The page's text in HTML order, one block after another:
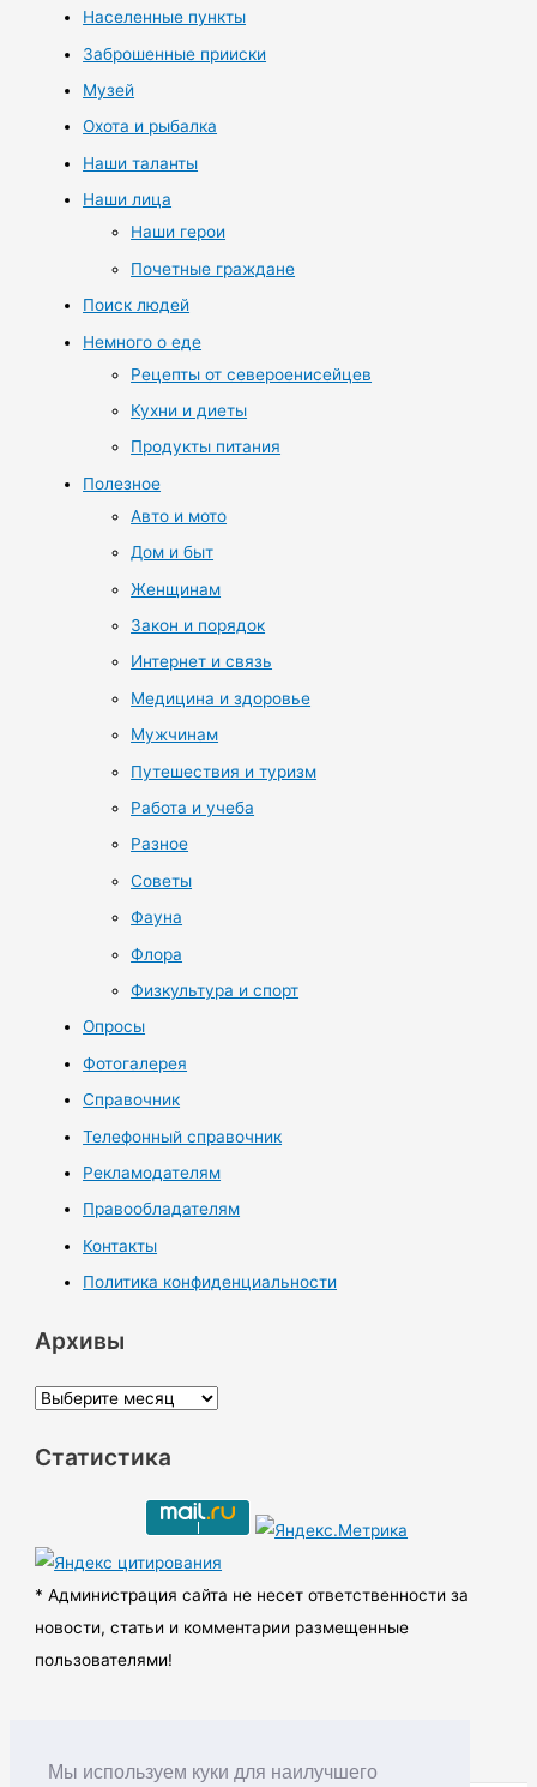
Мы используем куки для наилучшего
Населенные пункты
Заброшенные прииски
Музей
Охота и рыбалка
Наши таланты
Наши лица
Наши герои
Почетные граждане
Поиск людей
Немного о еде
Рецепты от североенисейцев
Кухни и диеты
Продукты питания
Полезное
Авто и мото
Дом и быт
Женщинам
Закон и порядок
Интернет и связь
Медицина и здоровье
Мужчинам
Путешествия и туризм
Работа и учеба
Разное
Советы
Фауна
Флора
Физкультура и спорт
Опросы
Фотогалерея
Справочник
Телефонный справочник
Рекламодателям
Правообладателям
Контакты
Политика конфиденциальности
Архивы
А
х
ы
Статистика
* Администрация сайта не несет ответственности за
новости, статьи и комментарии размещенные
пользователями!